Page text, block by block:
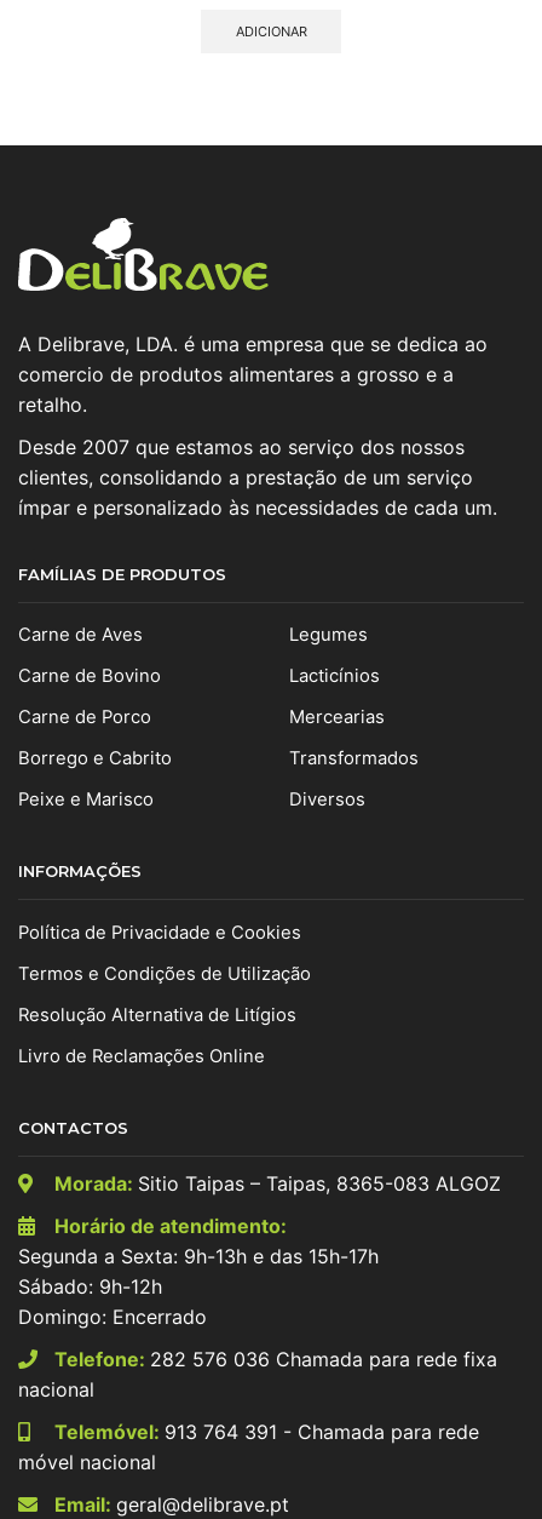
ADICIONAR
A Delibrave, LDA. é uma empresa que se dedica ao
comercio de produtos alimentares a grosso e a
retalho.
Desde 2007 que estamos ao serviço dos nossos
clientes, consolidando a prestação de um serviço
ímpar e personalizado às necessidades de cada um.
FAMÍLIAS DE PRODUTOS
Carne de Aves
Carne de Bovino
Carne de Porco
Borrego e Cabrito
Peixe e Marisco
Legumes
Lacticínios
Mercearias
Transformados
Diversos
INFORMAÇÕES
Política de Privacidade e Cookies
Termos e Condições de Utilização
Resolução Alternativa de Litígios
Livro de Reclamações Online
CONTACTOS
Morada: Sitio Taipas – Taipas, 8365-083 ALGOZ
Horário de atendimento:
Segunda a Sexta: 9h-13h e das 15h-17h
Sábado: 9h-12h
Domingo: Encerrado
Telefone: 282 576 036 Chamada para rede fixa
nacional
Telemóvel: 913 764 391 - Chamada para rede
móvel nacional
Email: geral@delibrave.pt